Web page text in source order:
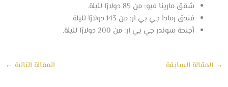
شقق مارينا فيو: من 85 دولارًا لليلة.
فندق رمادا جي بي ار: من 143 دولارًا لليلة.
أجنحة سوندر جي بي ار: من 200 دولارًا لليلة.
→ المقالة السابقة المقالة التالية ←